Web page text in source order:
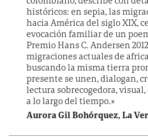
históricos: en sepia, las
hacia América del siglo XIX,
evocación familiar de un
Premio Hans C. Andersen
migraciones actuales de
buscando la misma tierra
presente se unen, dialogan,
lectura sobrecogedora,
a lo largo del tiempo.»
Aurora Gil Bohórquez, La